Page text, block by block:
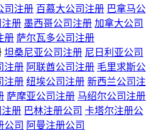
司注册 百慕大公司注册 巴拿马公
册 墨西哥公司注册 加拿大公司
册 萨尔瓦多公司注册
坦桑尼亚公司注册 尼日利亚公司
注册 阿联酋公司注册 毛里求斯公
注册 纽埃公司注册 新西兰公司注
萨摩亚公司注册 马绍尔公司注册
册 巴林注册公司 卡塔尔注册公
公司 阿曼注册公司